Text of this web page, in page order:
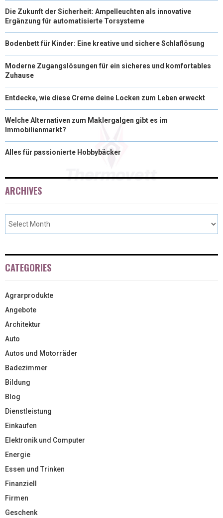
Die Zukunft der Sicherheit: Ampelleuchten als innovative
Ergänzung für automatisierte Torsysteme
Bodenbett für Kinder: Eine kreative und sichere Schlaflösung
Moderne Zugangslösungen für ein sicheres und komfortables
Zuhause
Entdecke, wie diese Creme deine Locken zum Leben erweckt
Welche Alternativen zum Maklergalgen gibt es im
Immobilienmarkt?
Alles für passionierte Hobbybäcker
ARCHIVES
CATEGORIES
Agrarprodukte
Angebote
Architektur
Auto
Autos und Motorräder
Badezimmer
Bildung
Blog
Dienstleistung
Einkaufen
Elektronik und Computer
Energie
Essen und Trinken
Finanziell
Firmen
Geschenk